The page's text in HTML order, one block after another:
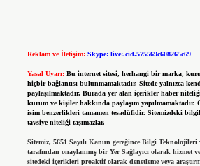
Reklam ve İletişim: Skype: live:.cid.575569c608265c69
Yasal Uyarı: Bu internet sitesi, herhangi bir marka,
hiçbir bağlantısı bulunmamaktadır. Sitede yalnızca
paylaşılmaktadır. Burada yer alan içerikler haber
kurum ve kişiler hakkında paylaşım yapılmamaktadır.
isim benzerlikleri tamamen tesadüfidir. Sitemizdeki
tavsiye niteliği taşımazlar.
Sitemiz, 5651 Sayılı Kanun gereğince Bilgi
tarafından onaylanmış bir Yer Sağlayıcı olarak hizmet
sitedeki içerikleri proaktif olarak denetleme veya